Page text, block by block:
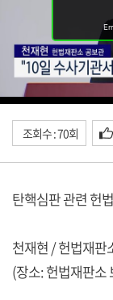
조회수 : 70회
탄핵심판 관련 헌
천재현 / 헌법재판
(장소: 헌법재판소